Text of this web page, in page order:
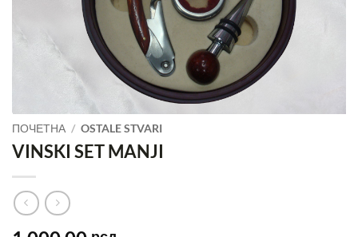
ПОЧЕТНА / OSTALE STVARI
VINSKI SET MANJI